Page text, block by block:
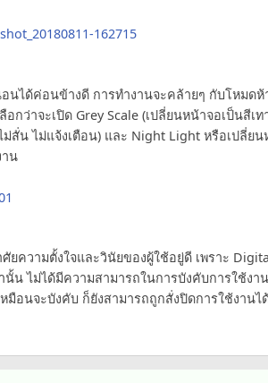
นได้ค่อนข้างดี การทำงานจะคล้ายๆ กับโหมดห้
กว่าจะเปิด Grey Scale (เปลี่ยนหน้าจอเป็นสีเท
สั่น ไม่แจ้งเตือน) และ Night Light หรือเปลี่ยน
าน
ยความตั้งใจและวินัยของผู้ใช้อยู่ดี เพราะ
นั้น ไม่ได้มีความสามารถในการบังคับการใช้งา
มือนจะบังคับ ก็ยังสามารถถูกสั่งปิดการใช้งานไ